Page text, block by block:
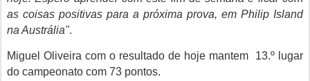
as coisas positivas para a próxima prova, em Philip Island
na Austrália".
Miguel Oliveira com o resultado de hoje mantem 13.º lugar
do campeonato com 73 pontos.